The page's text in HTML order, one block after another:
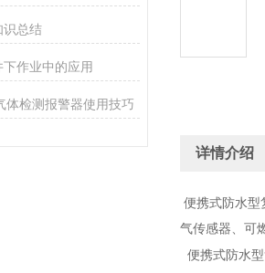
识总结
作业中的应用
体检测报警器使用技巧
详情介绍
便携式防水型
气传感器、可
便携式防水